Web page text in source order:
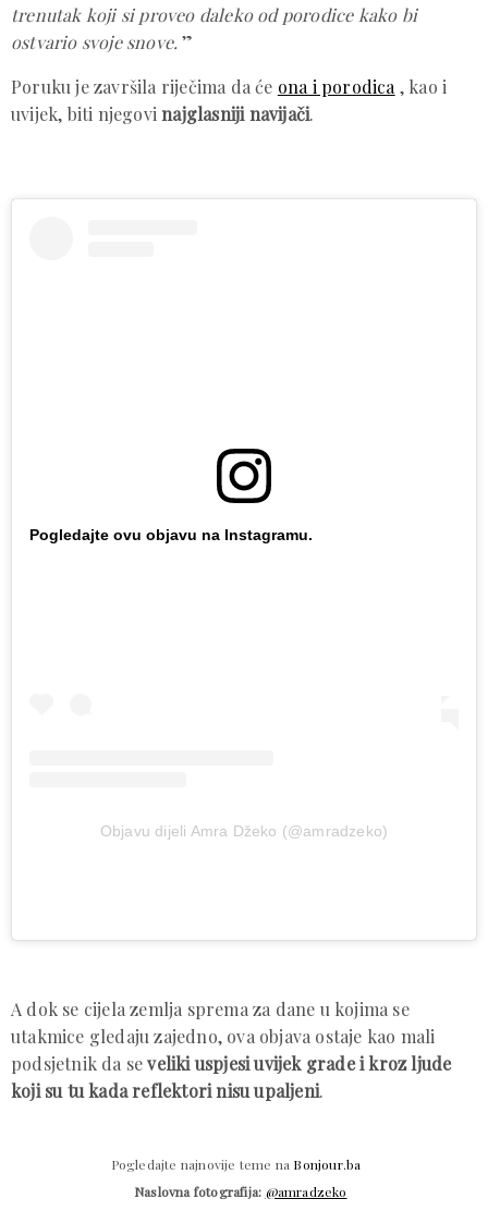
trenutak koji si proveo daleko od porodice kako bi
ostvario svoje snove. ”
Poruku je završila riječima da će ona i porodica , kao i
uvijek, biti njegovinajglasniji navijači.
Pogledajte ovu objavu na Instagramu.
Objavu dijeli Amra Džeko (@amradzeko)
A dok se cijela zemlja sprema za dane u kojima se
utakmice gledaju zajedno, ova objava ostaje kao mali
podsjetnik da seveliki uspjesi uvijek grade i kroz ljude
koji su tu kada reflektori nisu upaljeni.
Pogledajte najnovije teme na Bonjour.ba
Naslovna fotografija: @amradzeko